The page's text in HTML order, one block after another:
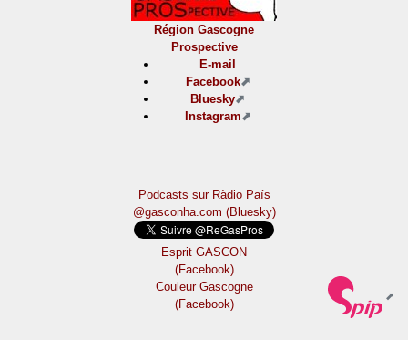
Région Gascogne
Prospective
E-mail
Facebook
Bluesky
Instagram
Podcasts sur Ràdio País
@gasconha.com (Bluesky)
Esprit GASCON
(Facebook)
Couleur Gascogne
(Facebook)